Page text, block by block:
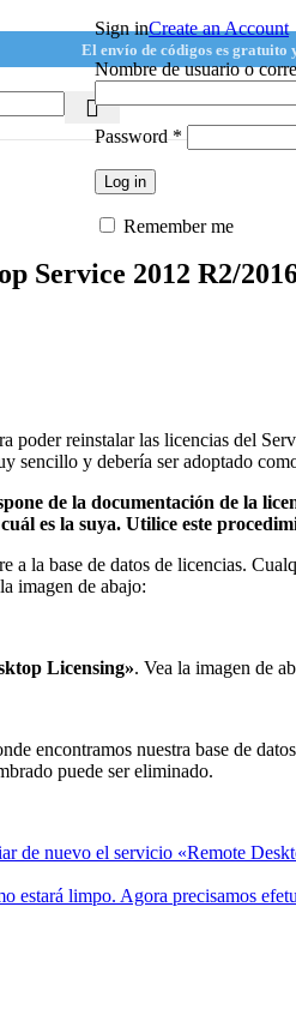
El envío de códigos es gratuito
Sign inCreate an Account
Nombre de usuario o
Password*
Log in
Remember me
Service 2012 R2/
poder reinstalar las licencias del
sencillo y debería ser adoptado
de la documentación de la
es la suya. Utilice este
la base de datos de licencias.
imagen de abajo:
Licensing». Vea la imagen de
encontramos nuestra base de
puede ser eliminado.
de nuevo el servicio «Remote
estará limpo. Agora precisamos